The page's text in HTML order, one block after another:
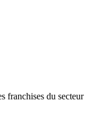
franchises du secteur